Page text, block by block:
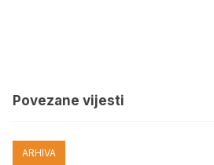
Povezane vijesti
ARHIVA